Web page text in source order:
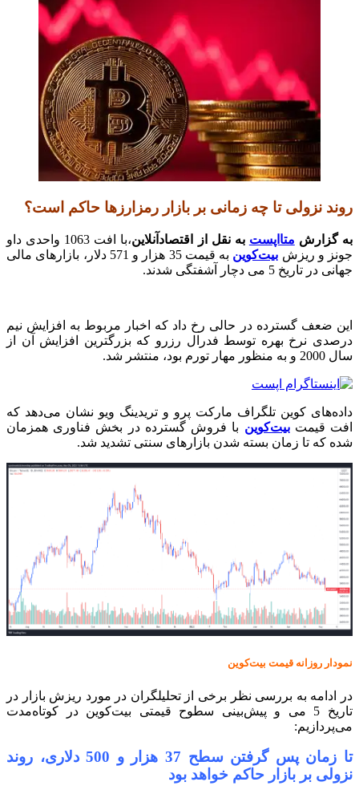
روند نزولی تا چه زمانی بر بازار رمزارزها حاکم است؟
به گزارش متااپست به نقل از اقتصادآنلاین
،با افت 1063 واحدی داو
جونز و ریزش بیت‌کوین
به قیمت 35 هزار و 571 دلار، بازارهای مالی
جهانی در تاریخ 5 می دچار آشفتگی شدند.
این ضعف گسترده در حالی رخ داد که اخبار مربوط به افزایش نیم
درصدی نرخ بهره توسط فدرال رزرو که بزرگترین افزایش آن از
سال 2000 و به منظور مهار تورم بود، منتشر شد.
داده‌های کوین تلگراف مارکت پرو و تریدینگ ویو نشان می‌دهد که
افت قیمتبیت‌کوین با فروش گسترده در بخش فناوری همزمان
شده که تا زمان بسته شدن بازارهای سنتی تشدید شد.
نمودار روزانه قیمت بیت‌کوین
در ادامه به بررسی نظر برخی از تحلیلگران در مورد ریزش بازار در
تاریخ 5 می و پیش‌بینی سطوح قیمتی بیت‌کوین در کوتاه‌مدت
می‌پردازیم:
تا زمان پس گرفتن سطح 37 هزار و 500 دلاری، روند
نزولی بر بازار حاکم خواهد بود